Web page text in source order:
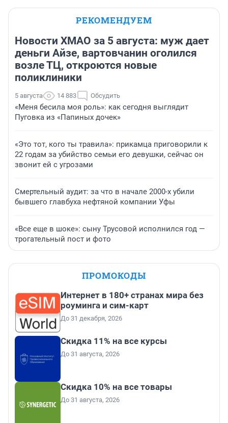
РЕКОМЕНДУЕМ
Новости ХМАО за 5 августа: муж дает
деньги Айзе, вартовчанин оголился
возле ТЦ, откроются новые
поликлиники
5 августа 14 883 Обсудить
«Меня бесила моя роль»: как сегодня выглядит
Пуговка из «Папиных дочек»
«Это тот, кого ты травила»: прикамца приговорили к
22 годам за убийство семьи его девушки, сейчас он
звонит ей с угрозами
Смертельный аудит: за что в начале 2000-х убили
бывшего главбуха нефтяной компании Уфы
«Все еще в шоке»: сыну Трусовой исполнился год —
трогательный пост и фото
ПРОМОКОДЫ
Интернет в 180+ странах мира без
роуминга и сим-карт
До 31 декабря, 2026
Скидка 11% на все курсы
До 31 августа, 2026
Скидка 10% на все товары
До 31 августа, 2026